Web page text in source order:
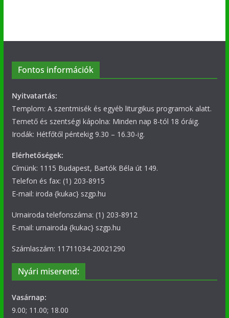
Fontos információk
Nyitvatartás:
Templom: A szentmisék és egyéb liturgikus programok alatt.
Temető és szentségi kápolna: Minden nap 8-tól 18 óráig.
Irodák: Hétfőtől péntekig 9.30 – 16.30-ig.
Elérhetőségek:
Címünk: 1115 Budapest, Bartók Béla út 149.
Telefon és fax: (1) 203-8915
E-mail: iroda {kukac} szgp.hu
Urnairoda telefonszáma: (1) 203-8912
E-mail: urnairoda {kukac} szgp.hu
Számlaszám: 11711034-20021290
Nyári miserend:
Vasárnap:
9.00; 11.00; 18.00